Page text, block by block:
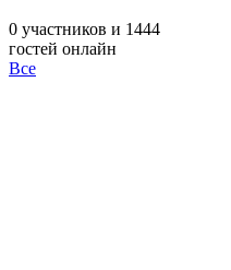
0 участников и 1444
гостей онлайн
Все